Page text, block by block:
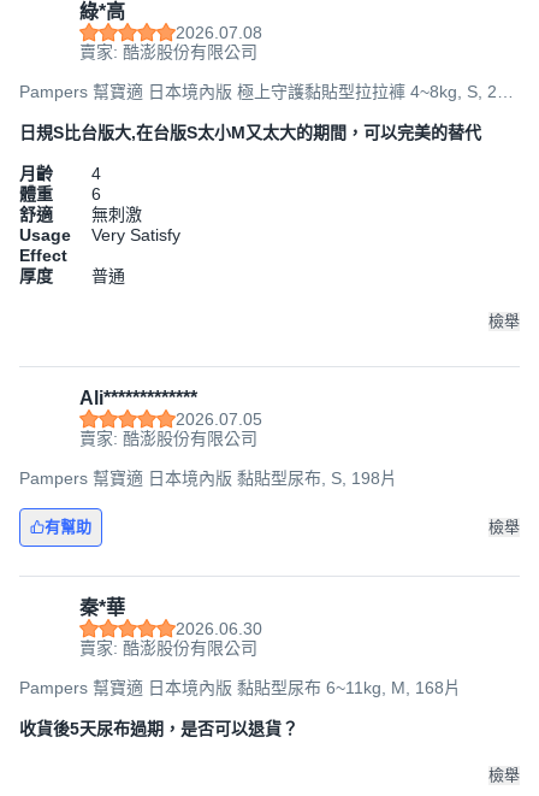
綠*高
2026.07.08
賣家: 酷澎股份有限公司
Pampers 幫寶適 日本境內版 極上守護黏貼型拉拉褲 4~8kg, S, 210
日規S比台版大,在台版S太小M又太大的期間，可以完美的替代
月齡
4
體重
6
舒適
無刺激
Usage
Effect
Very Satisfy
厚度 普通
檢舉
Ali*************
2026.07.05
賣家: 酷澎股份有限公司
Pampers 幫寶適 日本境內版 黏貼型尿布, S, 198片
有幫助 檢舉
秦*華
2026.06.30
賣家: 酷澎股份有限公司
Pampers 幫寶適 日本境內版 黏貼型尿布 6~11kg, M, 168片
收貨後5天尿布過期，是否可以退貨？
檢舉